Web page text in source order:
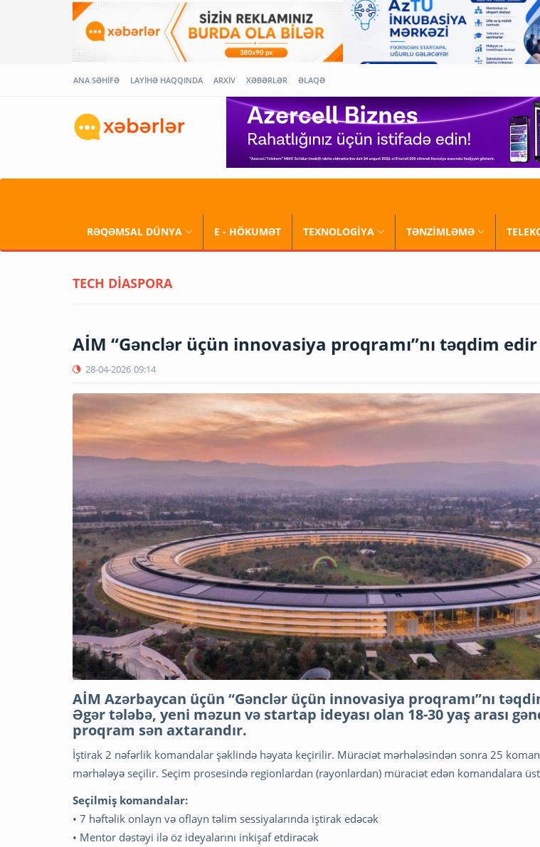
ANA SƏHİFƏ LAYİHƏ HAQQINDA ARXİV XƏBƏRLƏR ƏLAQƏ
RƏQƏMSAL DÜNYA E - HÖKUMƏT TEXNOLOGİYA TƏNZİMLƏMƏ
TECH DİASPORA
AİM “Gənclər üçün innovasiya proqramı”nı təqdim edir
28-04-2026 09:14
AİM Azərbaycan üçün “Gənclər üçün innovasiya proqramı”nı
Əgər tələbə, yeni məzun və startap ideyası olan 18-30 yaş arası
proqram sən axtarandır.
İştirak 2 nəfərlik komandalar şəklində həyata keçirilir. Müraciət mərhələsindən sonra 25
mərhələyə seçilir. Seçim prosesində regionlardan (rayonlardan) müraciət edən komandalara
Seçilmiş komandalar:
• 7 həftəlik onlayn və oflayn təlim sessiyalarında iştirak edəcək
• Mentor dəstəyi ilə öz ideyalarını inkişaf etdirəcək